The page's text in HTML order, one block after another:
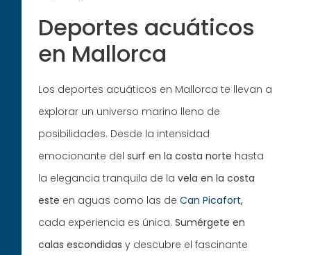
Deportes acuáticos
en Mallorca
Los deportes acuáticos en Mallorca te llevan a
explorar un universo marino lleno de
posibilidades. Desde la intensidad
emocionante delsurf en la costa norte hasta
la elegancia tranquila de lavela en la costa
este en aguas como las deCan Picafort,
cada experiencia es única.Sumérgete en
calas escondidas y descubre el fascinante